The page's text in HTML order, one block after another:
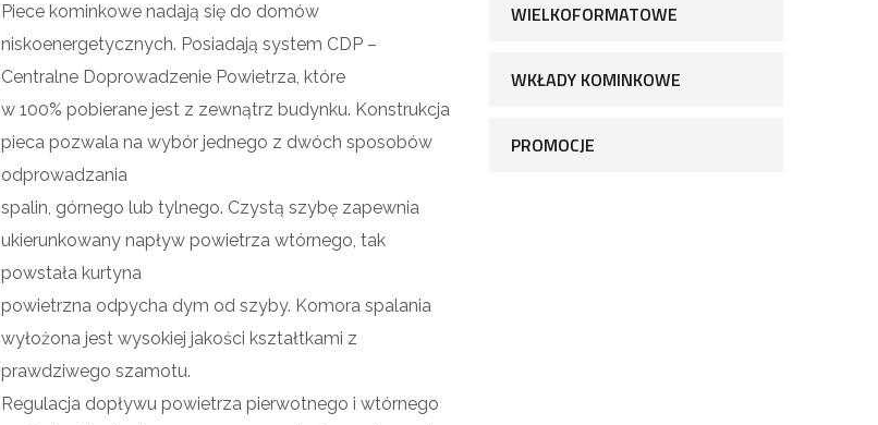
Piece kominkowe nadają się do domów
niskoenergetycznych. Posiadają system CDP –
Centralne Doprowadzenie Powietrza, które
w 100% pobierane jest z zewnątrz budynku. Konstrukcja
pieca pozwala na wybór jednego z dwóch sposobów
odprowadzania
spalin, górnego lub tylnego. Czystą szybę zapewnia
ukierunkowany napływ powietrza wtórnego, tak
powstała kurtyna
powietrzna odpycha dym od szyby. Komora spalania
wyłożona jest wysokiej jakości kształtkami z
prawdziwego szamotu.
Regulacja dopływu powietrza pierwotnego i wtórnego
WIELKOFORMATOWE
WKŁADY KOMINKOWE
PROMOCJE